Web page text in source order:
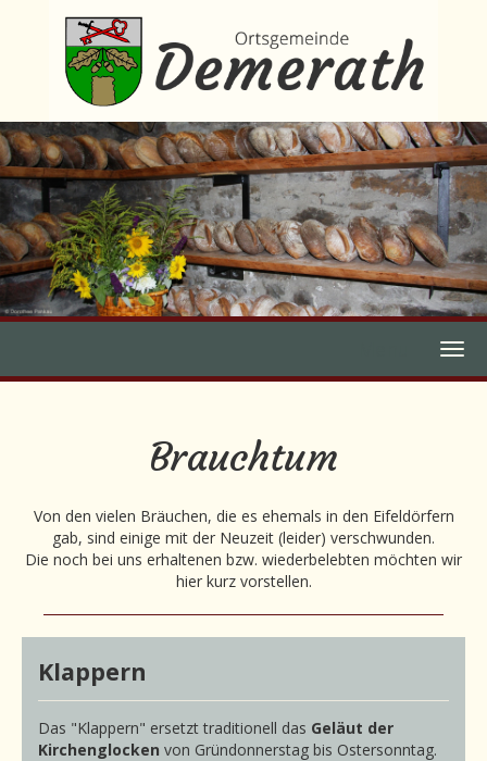
Brauchtum
Von den vielen Bräuchen, die es ehemals in den Eifeldörfern
gab, sind einige mit der Neuzeit (leider) verschwunden.
Die noch bei uns erhaltenen bzw. wiederbelebten möchten wir
hier kurz vorstellen.
Klappern
Das "Klappern" ersetzt traditionell das Geläut der
Kirchenglocken von Gründonnerstag bis Ostersonntag.